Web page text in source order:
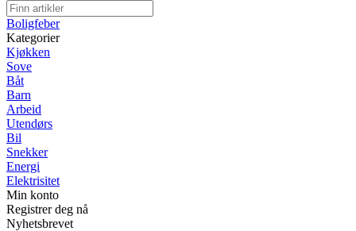
Boligfeber
Kategorier
Kjøkken
Sove
Båt
Barn
Arbeid
Utendørs
Bil
Snekker
Energi
Elektrisitet
Min konto
Registrer deg nå
Nyhetsbrevet